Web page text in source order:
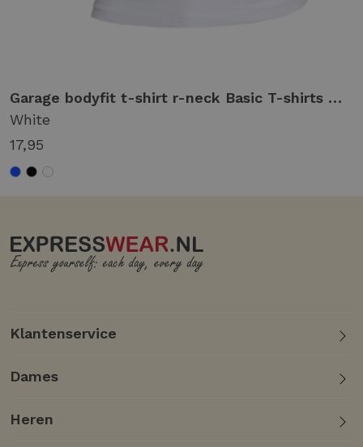
Garage bodyfit t-shirt r-neck Basic T-shirts white
White
17,95
Klantenservice
Dames
Heren